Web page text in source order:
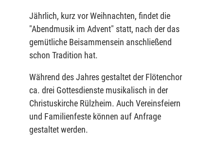
Jährlich, kurz vor Weihnachten, findet die
"Abendmusik im Advent" statt, nach der das
gemütliche Beisammensein anschließend
schon Tradition hat.
Während des Jahres gestaltet der Flötenchor
ca. drei Gottesdienste musikalisch in der
Christuskirche Rülzheim. Auch Vereinsfeiern
und Familienfeste können auf Anfrage
gestaltet werden.